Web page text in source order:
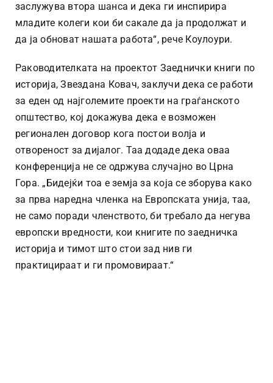
заслужува втора шанса и дека ги инспирира
младите колеги кои би сакале да ја продолжат и
да ја обноват нашата работа“, рече Коулоури.
Раководителката на проектот Заеднички книги по
историја, Звездана Ковач, заклучи дека се работи
за еден од најголемите проекти на граѓанското
општество, кој докажува дека е возможен
регионален договор кога постои волја и
отвореност за дијалог. Таа додаде дека оваа
конференција не се одржува случајно во Црна
Гора. „Бидејќи тоа е земја за која се зборува како
за прва наредна членка на Европската унија, таа,
не само поради членството, би требало да негува
европски вредности, кои книгите по заедничка
историја и тимот што стои зад нив ги
практицираат и ги промовираат.“